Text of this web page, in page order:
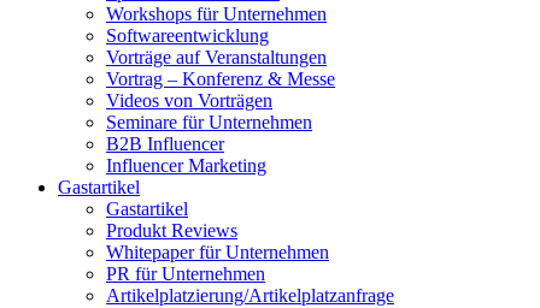
Workshops für Unternehmen
Softwareentwicklung
Vorträge auf Veranstaltungen
Vortrag – Konferenz & Messe
Videos von Vorträgen
Seminare für Unternehmen
B2B Influencer
Influencer Marketing
Gastartikel
Gastartikel
Produkt Reviews
Whitepaper für Unternehmen
PR für Unternehmen
Artikelplatzierung/Artikelplatzanfrage